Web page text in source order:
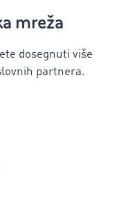
mreža
dosegnuti više
partnera.